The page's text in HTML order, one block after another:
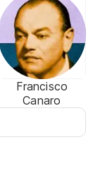
Francisco
Canaro